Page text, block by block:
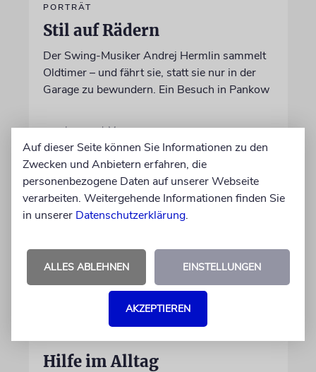
PORTRÄT
Stil auf Rädern
Der Swing-Musiker Andrej Hermlin sammelt
Oldtimer – und fährt sie, statt sie nur in der
Garage zu bewundern. Ein Besuch in Pankow
von Imanuel Marcus
06.08.2026
Hilfe im Alltag
Auf dieser Seite können Sie Informationen zu den
Zwecken und Anbietern erfahren, die
personenbezogene Daten auf unserer Webseite
verarbeiten. Weitergehende Informationen finden Sie
in unserer Datenschutzerklärung.
ALLES ABLEHNEN EINSTELLUNGEN
AKZEPTIEREN